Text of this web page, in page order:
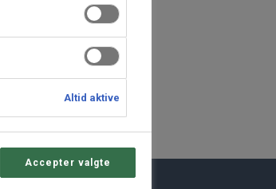
Altid aktive
Accepter valgte